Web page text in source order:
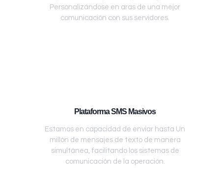
Personalizándose en aras de una mejor
comunicación con sus servidores.
Plataforma SMS Masivos
Estamos en capacidad de enviar hasta Un
millón de mensajes de texto de manera
simultánea, facilitando los sistemas de
comunicación de la operación.